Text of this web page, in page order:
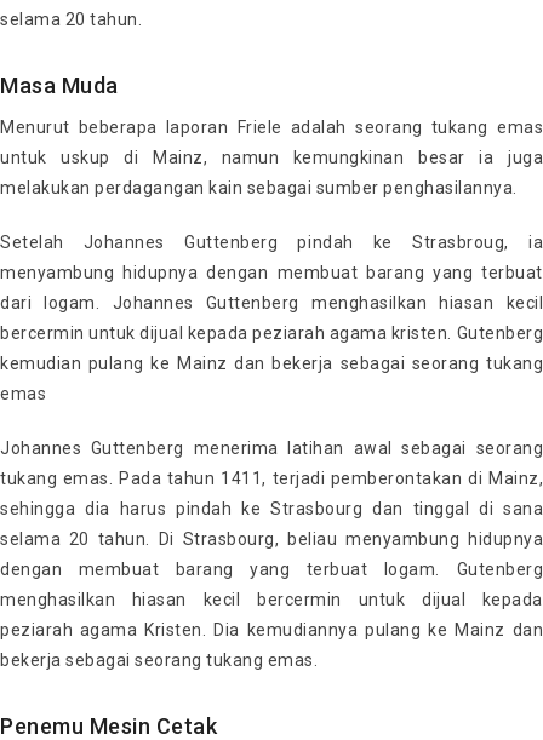
selama 20 tahun.
Masa Muda
Menurut beberapa laporan Friele adalah seorang tukang emas
untuk uskup di Mainz, namun kemungkinan besar ia juga
melakukan perdagangan kain sebagai sumber penghasilannya.
Setelah Johannes Guttenberg pindah ke Strasbroug, ia
menyambung hidupnya dengan membuat barang yang terbuat
dari logam. Johannes Guttenberg menghasilkan hiasan kecil
bercermin untuk dijual kepada peziarah agama kristen. Gutenberg
kemudian pulang ke Mainz dan bekerja sebagai seorang tukang
emas
Johannes Guttenberg menerima latihan awal sebagai seorang
tukang emas. Pada tahun 1411, terjadi pemberontakan di Mainz,
sehingga dia harus pindah ke Strasbourg dan tinggal di sana
selama 20 tahun. Di Strasbourg, beliau menyambung hidupnya
dengan membuat barang yang terbuat logam. Gutenberg
menghasilkan hiasan kecil bercermin untuk dijual kepada
peziarah agama Kristen. Dia kemudiannya pulang ke Mainz dan
bekerja sebagai seorang tukang emas.
Penemu Mesin Cetak